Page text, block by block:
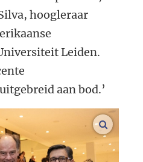
hoogleraar
Leiden.
aan bod.’